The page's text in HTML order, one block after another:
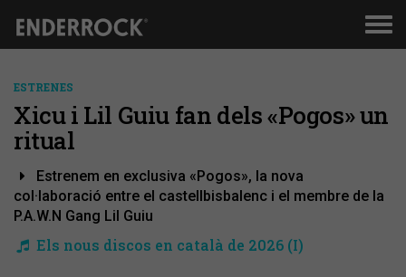
ESTRENES
Xicu i Lil Guiu fan dels «Pogos» un
ritual
Estrenem en exclusiva «Pogos», la nova
col·laboració entre el castellbisbalenc i el membre de la
P.A.W.N Gang Lil Guiu
Els nous discos en català de 2026 (I)